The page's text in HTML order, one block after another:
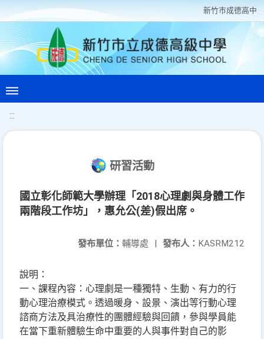
新竹巿成德高中
:::
研習活動
國立彰化師範大學辦理「2018心理劇與身體工作
兩階段工作坊」，惠允公(差)假出席。
發布人： KASRM212
發布單位： 輔導處 |
說明：
一、課程內容：心理劇是一種獨特、生動、有力的行
動心理治療模式。透過暖身、設景、演出等行動心理
諮商方法及具治療性的團體經驗與回饋，參與學員能
在當下重新體驗生命中重要的人與事件對自己的影